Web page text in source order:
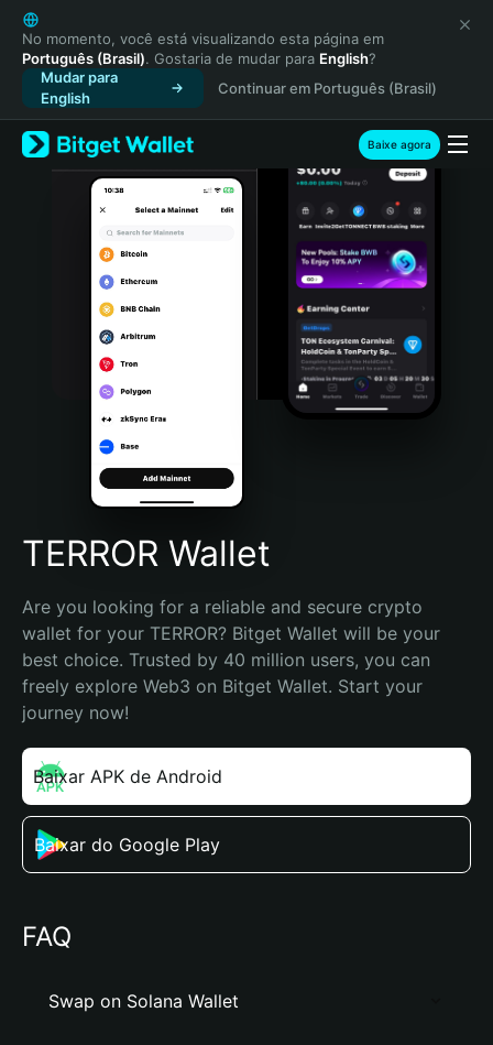
English
日本語
Tiếng Việt
Русский
Español (Latinoamérica)
Türkçe
Italiano
Português (Portugal)
Bahasa Indonesia
Português (Brasil)
Español (Argentina)
No momento, você está visualizando esta página em
Português (Brasil). Gostaria de mudar para English?
Mudar para
English
Continuar em Português (Brasil)
Baixe agora
TERROR Wallet
Are you looking for a reliable and secure crypto
wallet for your TERROR? Bitget Wallet will be your
best choice. Trusted by 40 million users, you can
freely explore Web3 on Bitget Wallet. Start your
journey now!
Baixar APK de Android
Baixar do Google Play
FAQ
Swap on Solana Wallet